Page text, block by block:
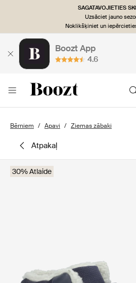
SAGATAVOJIETIES
Uzsāciet jauno
Noklikšķiniet un
Boozt App
4.6
Bērniem Apavi Ziemas zābaki
atpakaļ
30% Atlaide